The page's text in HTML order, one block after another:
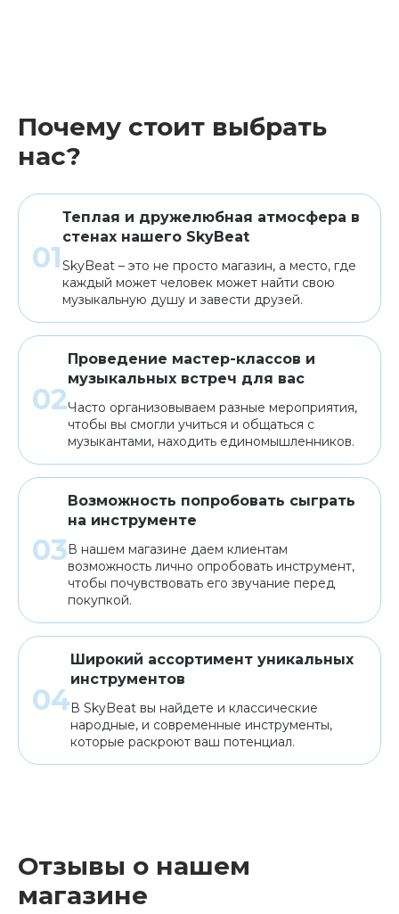
Почему стоит выбрать
нас?
Теплая и дружелюбная атмосфера в
стенах нашего SkyBeat
SkyBeat – это не просто магазин, а место, где
каждый может человек может найти свою
музыкальную душу и завести друзей.
Проведение мастер-классов и
музыкальных встреч для вас
Часто организовываем разные мероприятия,
чтобы вы смогли учиться и общаться с
музыкантами, находить единомышленников.
Возможность попробовать сыграть
на инструменте
В нашем магазине даем клиентам
возможность лично опробовать инструмент,
чтобы почувствовать его звучание перед
покупкой.
Широкий ассортимент уникальных
инструментов
В SkyBeat вы найдете и классические
народные, и современные инструменты,
которые раскроют ваш потенциал.
Отзывы о нашем
магазине